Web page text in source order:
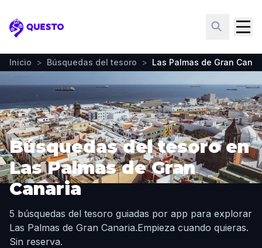
Questo
Inicio > Búsquedas del tesoro > Las Palmas de Gran
Búsquedas del tesoro en
Las Palmas de Gran
Canaria
5 búsquedas del tesoro guiadas por app para explorar
Las Palmas de Gran Canaria.Empieza cuando quieras.
Sin reserva.